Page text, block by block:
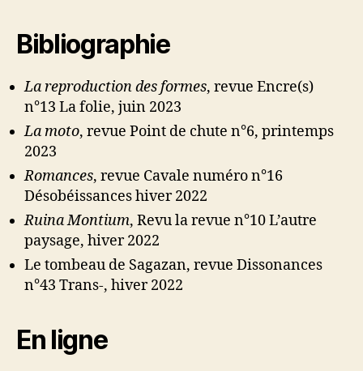
Bibliographie
La reproduction des formes, revue Encre(s)
n°13 La folie, juin 2023
La moto, revue Point de chute n°6, printemps
2023
Romances, revue Cavale numéro n°16
Désobéissances hiver 2022
Ruina Montium, Revu la revue n°10 L’autre
paysage, hiver 2022
Le tombeau de Sagazan, revue Dissonances
n°43 Trans-, hiver 2022
En ligne